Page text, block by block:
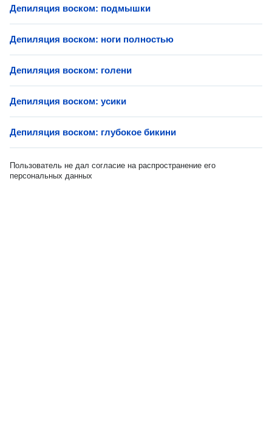
Депиляция воском: подмышки
Депиляция воском: ноги полностью
Депиляция воском: голени
Депиляция воском: усики
Депиляция воском: глубокое бикини
Пользователь не дал согласие на распространение его
персональных данных